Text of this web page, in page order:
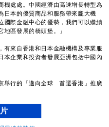
機處處。中國經濟由高速增長轉型為
日本的優質商品和服務帶來龐大機
國際金融中心的優勢，我們可以繼續
區發展的橋頭堡。」
來自香港和日本金融機構及專業服
本企業和投資者發展亞洲包括中國內
行的「邁向全球 首選香港」推廣